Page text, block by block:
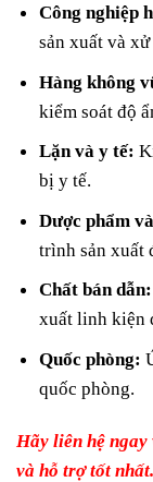
Công nghiệp
sản xuất và
Hàng không
kiểm soát độ
Lặn và y tế:
bị y tế.
Dược phẩm
trình sản xuất
Chất bán dẫn:
xuất linh kiện
Quốc phòng:
quốc phòng.
Hãy liên hệ
và hỗ trợ tốt nhất.